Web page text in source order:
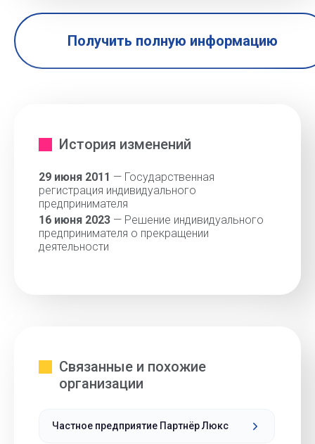
Получить полную информацию
История изменений
29 июня 2011 — Государственная
регистрация индивидуального
предпринимателя
16 июня 2023 — Решение индивидуального
предпринимателя о прекращении
деятельности
Связанные и похожие
организации
Частное предприятие Партнёр Люкс